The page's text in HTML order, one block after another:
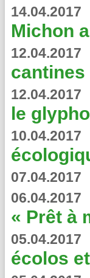
14.04.2017
Michon
12.04.2017
12.04.2017
le
10.04.2017
07.04.2017
06.04.2017
« Prêt à
05.04.2017
écolos